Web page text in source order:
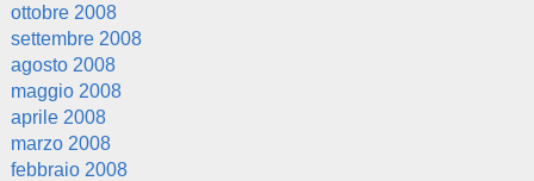
ottobre 2008
settembre 2008
agosto 2008
maggio 2008
aprile 2008
marzo 2008
febbraio 2008